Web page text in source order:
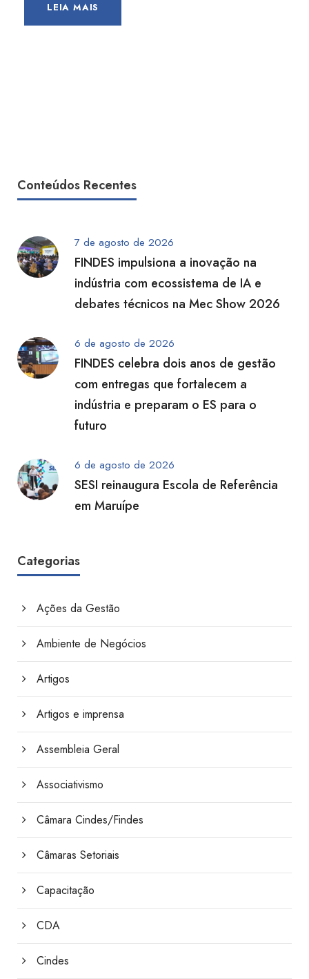
LEIA MAIS
Conteúdos Recentes
7 de agosto de 2026
FINDES impulsiona a inovação na
indústria com ecossistema de IA e
debates técnicos na Mec Show 2026
6 de agosto de 2026
FINDES celebra dois anos de gestão
com entregas que fortalecem a
indústria e preparam o ES para o
futuro
6 de agosto de 2026
SESI reinaugura Escola de Referência
em Maruípe
Categorias
Ações da Gestão
Ambiente de Negócios
Artigos
Artigos e imprensa
Assembleia Geral
Associativismo
Câmara Cindes/Findes
Câmaras Setoriais
Capacitação
CDA
Cindes